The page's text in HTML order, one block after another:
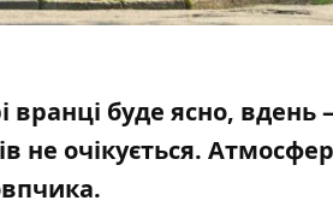
вранці буде ясно,
не очікується.